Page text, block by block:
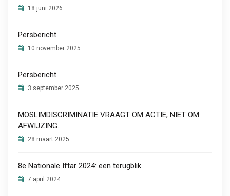
18 juni 2026
Persbericht
10 november 2025
Persbericht
3 september 2025
MOSLIMDISCRIMINATIE VRAAGT OM ACTIE, NIET OM
AFWIJZING.
28 maart 2025
8e Nationale Iftar 2024: een terugblik
7 april 2024